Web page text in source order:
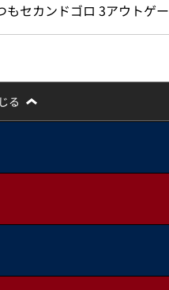
セカンドゴロ 3アウトゲ
る